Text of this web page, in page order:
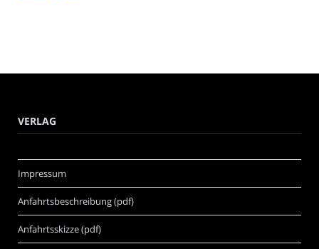
VERLAG
Impressum
Anfahrtsbeschreibung (pdf)
Anfahrtsskizze (pdf)